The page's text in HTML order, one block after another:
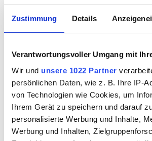
Zustimmung Details
Verantwortungsvoller Umgang mit
Wir und unsere 1022 Partner
persönlichen Daten, wie z. B. Ihre IP-
von Technologien wie Cookies, um
Ihrem Gerät zu speichern und darauf
personalisierte Werbung und Inhalte,
Werbung und Inhalten,
21 TO WEAR
RELATED